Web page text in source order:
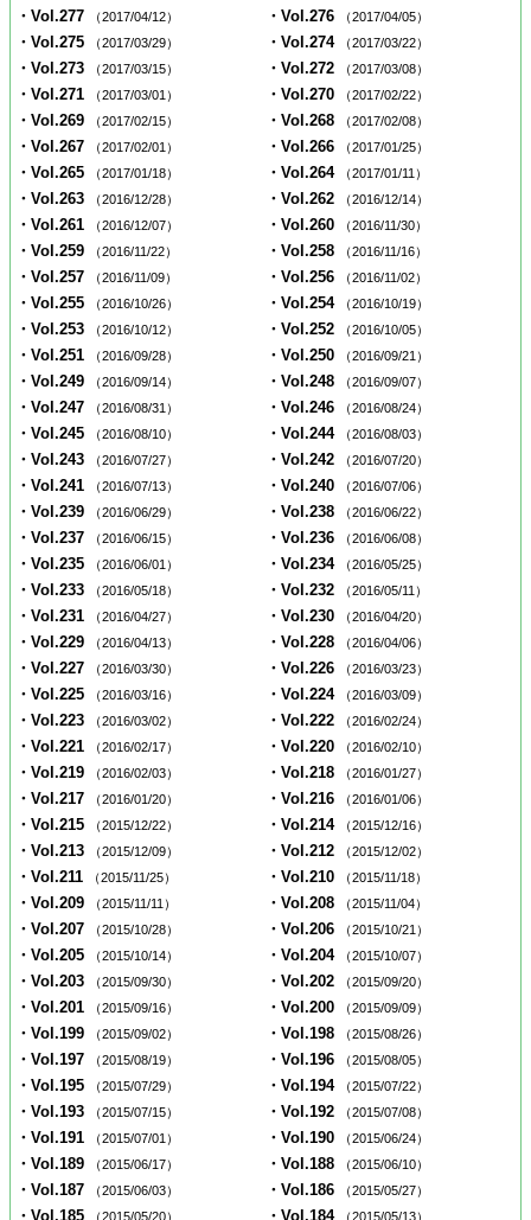
・Vol.277 （2017/04/12） ・Vol.276 （2017/04/05）
・Vol.275 （2017/03/29） ・Vol.274 （2017/03/22）
・Vol.273 （2017/03/15） ・Vol.272 （2017/03/08）
・Vol.271 （2017/03/01） ・Vol.270 （2017/02/22）
・Vol.269 （2017/02/15） ・Vol.268 （2017/02/08）
・Vol.267 （2017/02/01） ・Vol.266 （2017/01/25）
・Vol.265 （2017/01/18） ・Vol.264 （2017/01/11）
・Vol.263 （2016/12/28） ・Vol.262 （2016/12/14）
・Vol.261 （2016/12/07） ・Vol.260 （2016/11/30）
・Vol.259 （2016/11/22） ・Vol.258 （2016/11/16）
・Vol.257 （2016/11/09） ・Vol.256 （2016/11/02）
・Vol.255 （2016/10/26） ・Vol.254 （2016/10/19）
・Vol.253 （2016/10/12） ・Vol.252 （2016/10/05）
・Vol.251 （2016/09/28） ・Vol.250 （2016/09/21）
・Vol.249 （2016/09/14） ・Vol.248 （2016/09/07）
・Vol.247 （2016/08/31） ・Vol.246 （2016/08/24）
・Vol.245 （2016/08/10） ・Vol.244 （2016/08/03）
・Vol.243 （2016/07/27） ・Vol.242 （2016/07/20）
・Vol.241 （2016/07/13） ・Vol.240 （2016/07/06）
・Vol.239 （2016/06/29） ・Vol.238 （2016/06/22）
・Vol.237 （2016/06/15） ・Vol.236 （2016/06/08）
・Vol.235 （2016/06/01） ・Vol.234 （2016/05/25）
・Vol.233 （2016/05/18） ・Vol.232 （2016/05/11）
・Vol.231 （2016/04/27） ・Vol.230 （2016/04/20）
・Vol.229 （2016/04/13） ・Vol.228 （2016/04/06）
・Vol.227 （2016/03/30） ・Vol.226 （2016/03/23）
・Vol.225 （2016/03/16） ・Vol.224 （2016/03/09）
・Vol.223 （2016/03/02） ・Vol.222 （2016/02/24）
・Vol.221 （2016/02/17） ・Vol.220 （2016/02/10）
・Vol.219 （2016/02/03） ・Vol.218 （2016/01/27）
・Vol.217 （2016/01/20） ・Vol.216 （2016/01/06）
・Vol.215 （2015/12/22） ・Vol.214 （2015/12/16）
・Vol.213 （2015/12/09） ・Vol.212 （2015/12/02）
・Vol.211 （2015/11/25） ・Vol.210 （2015/11/18）
・Vol.209 （2015/11/11） ・Vol.208 （2015/11/04）
・Vol.207 （2015/10/28） ・Vol.206 （2015/10/21）
・Vol.205 （2015/10/14） ・Vol.204 （2015/10/07）
・Vol.203 （2015/09/30） ・Vol.202 （2015/09/20）
・Vol.201 （2015/09/16） ・Vol.200 （2015/09/09）
・Vol.199 （2015/09/02） ・Vol.198 （2015/08/26）
・Vol.197 （2015/08/19） ・Vol.196 （2015/08/05）
・Vol.195 （2015/07/29） ・Vol.194 （2015/07/22）
・Vol.193 （2015/07/15） ・Vol.192 （2015/07/08）
・Vol.191 （2015/07/01） ・Vol.190 （2015/06/24）
・Vol.189 （2015/06/17） ・Vol.188 （2015/06/10）
・Vol.187 （2015/06/03） ・Vol.186 （2015/05/27）
・Vol.185 （2015/05/20） ・Vol.184 （2015/05/13）